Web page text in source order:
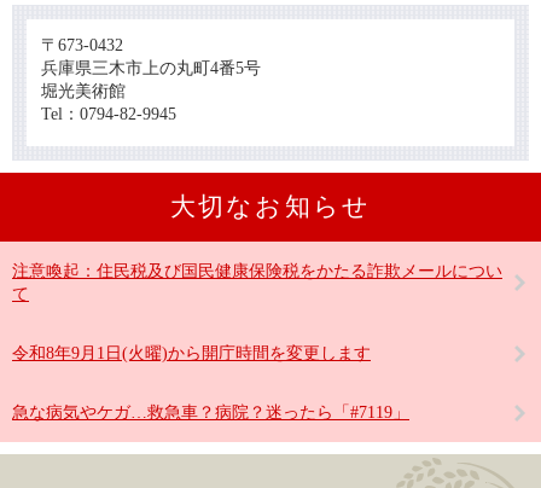
大切なお知らせ
注意喚起：住民税及び国民健康保険税をかたる詐欺メールについ
て
令和8年9月1日(火曜)から開庁時間を変更します
急な病気やケガ…救急車？病院？迷ったら「#7119」
〒673-0432
兵庫県三木市上の丸町4番5号
堀光美術館
Tel：0794-82-9945